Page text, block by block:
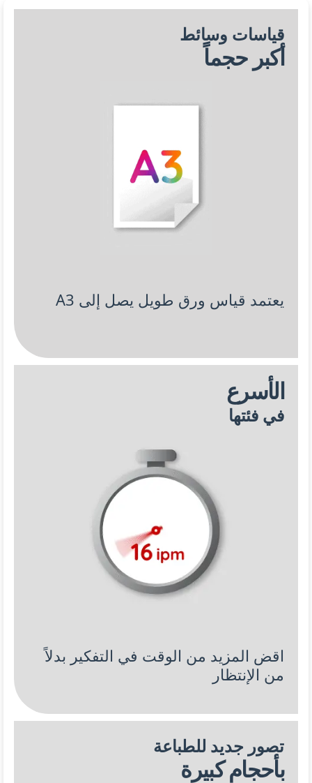
قياسات وسائط
أكبر حجماً
يعتمد قياس ورق طويل يصل إلى A3
الأسرع
في فئتها
اقض المزيد من الوقت في التفكير بدلاً
من الإنتظار
تصور جديد للطباعة
بأحجام كبيرة